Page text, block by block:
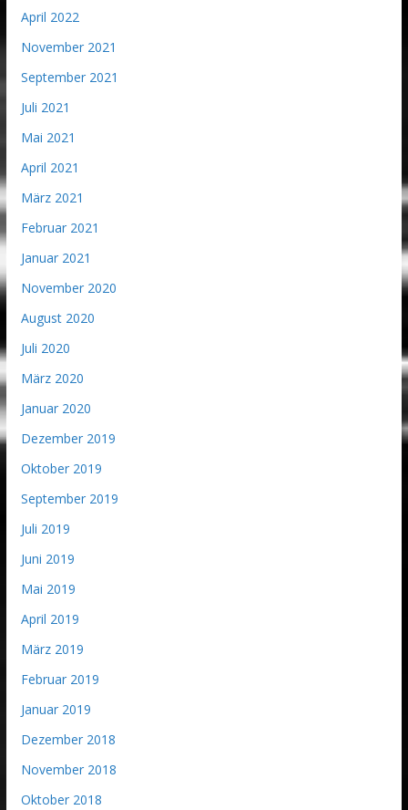
April 2022
November 2021
September 2021
Juli 2021
Mai 2021
April 2021
März 2021
Februar 2021
Januar 2021
November 2020
August 2020
Juli 2020
März 2020
Januar 2020
Dezember 2019
Oktober 2019
September 2019
Juli 2019
Juni 2019
Mai 2019
April 2019
März 2019
Februar 2019
Januar 2019
Dezember 2018
November 2018
Oktober 2018